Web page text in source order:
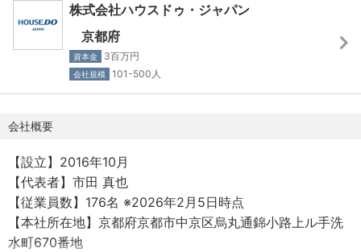
り、チームで皆の成長をサポートしています。
また、販売計画やマーケティングは専門部署と協業するた
め、情報収集やお客様との関係構築といった営業活動に集
中し、成果を追求できる環境が当社にはございます。
私たちは、単なる物件の仲介に留まらず、仕入れた不動産
独自のポジションを確立しています。
このビジネスモデルをさらに発展させるため、業界経験を
活かして新たな挑戦をしたいという意欲的な方を募集して
おります。
【中国・四国】
・岡山駅東口店：岡山県岡山市北区幸町
・広島白神社前店：広島県広島市中区中町
・博多駅東店：福岡県福岡市博多区博多駅東
・与那原西原店：沖縄県島尻郡与那原町東浜
・コザ中央店：沖縄県沖縄市宮里
・沖縄店：沖縄県那覇市字上間
・那覇新都心店：沖縄県那覇市天久
・糸満店：沖縄県糸満市西崎
株式会社ハウスドゥ・ジャパン
京都府
資本金 3百万円
会社規模 101-500人
会社概要
【設立】2016年10月
【代表者】市田 真也
【従業員数】176名 ※2026年2月5日時点
【本社所在地】京都府京都市中京区烏丸通錦小路上ル手洗
水町670番地